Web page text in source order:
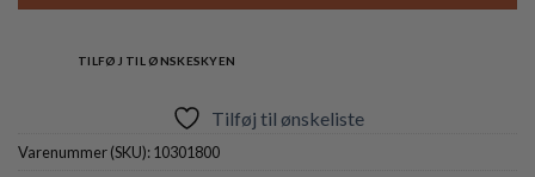
TILFØJ TIL ØNSKESKYEN
Tilføj til ønskeliste
Varenummer (SKU):10301800